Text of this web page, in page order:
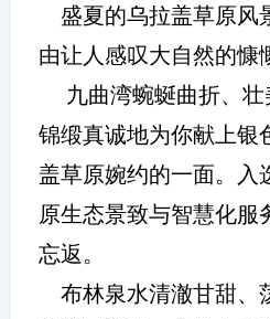
盛夏的乌拉盖草原风
由让人感叹大自然的慷
九曲湾蜿蜒曲折、
锦缎真诚地为你献上银
盖草原婉约的一面。入
原生态景致与智慧化服
忘返。
布林泉水清澈甘甜、